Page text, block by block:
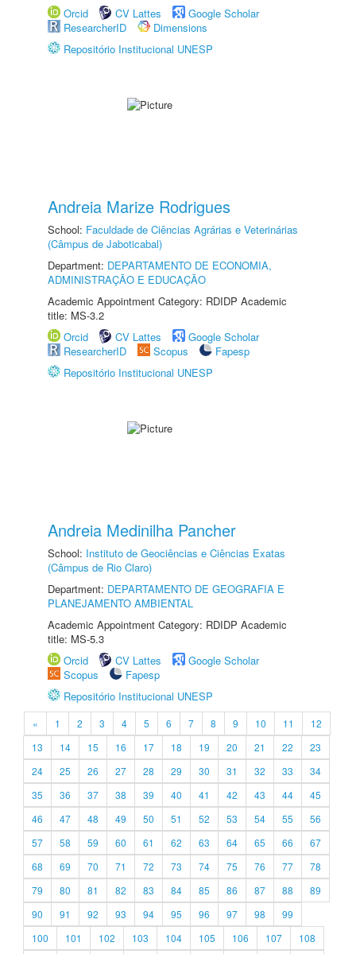
Orcid
CV Lattes
Google Scholar
ResearcherID
Dimensions
Repositório Institucional UNESP
Andreia Marize Rodrigues
School: Faculdade de Ciências Agrárias e Veterinárias
(Câmpus de Jaboticabal)
Department: DEPARTAMENTO DE ECONOMIA,
ADMINISTRAÇÃO E EDUCAÇÃO
Academic Appointment Category: RDIDP Academic
title: MS-3.2
Orcid
CV Lattes
Google Scholar
ResearcherID
Scopus
Fapesp
Repositório Institucional UNESP
Andreia Medinilha Pancher
School: Instituto de Geociências e Ciências Exatas
(Câmpus de Rio Claro)
Department: DEPARTAMENTO DE GEOGRAFIA E
PLANEJAMENTO AMBIENTAL
Academic Appointment Category: RDIDP Academic
title: MS-5.3
Orcid
CV Lattes
Google Scholar
Scopus
Fapesp
Repositório Institucional UNESP
« 1 2 3 4 5 6 7 8 9 10 11
12
13
14 15 16 17 18 19 20 21 22
23
24
25 26 27 28 29 30 31 32 33
34
35
36 37 38 39 40 41 42 43 44
45
46
47 48 49 50 51 52 53 54 55
56
57
58 59 60 61 62 63 64 65 66
67
68
69 70 71 72 73 74 75 76 77
78
79
80 81 82 83 84 85 86 87 88
89
90
91 92 93 94 95 96 97 98
99
100
101 102 103 104 105 106 107
108